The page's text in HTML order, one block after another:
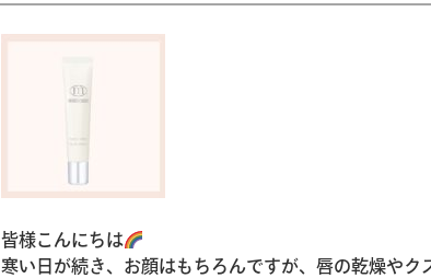
皆様こんにちは
寒い日が続き、お顔はもちろんですが、唇の乾燥やク